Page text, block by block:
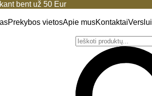
bent už 50 Eur
Prekybos vietosApie musKontaktaiVerslui